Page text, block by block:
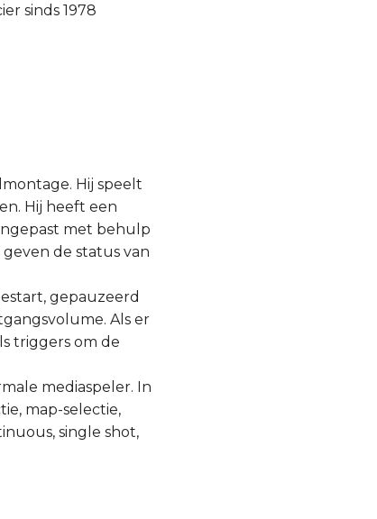
sinds 1978
Hij speelt
Hij heeft een
met behulp
de status van
gepauzeerd
Als er
triggers om de
mediaspeler. In
map-selectie,
single shot,